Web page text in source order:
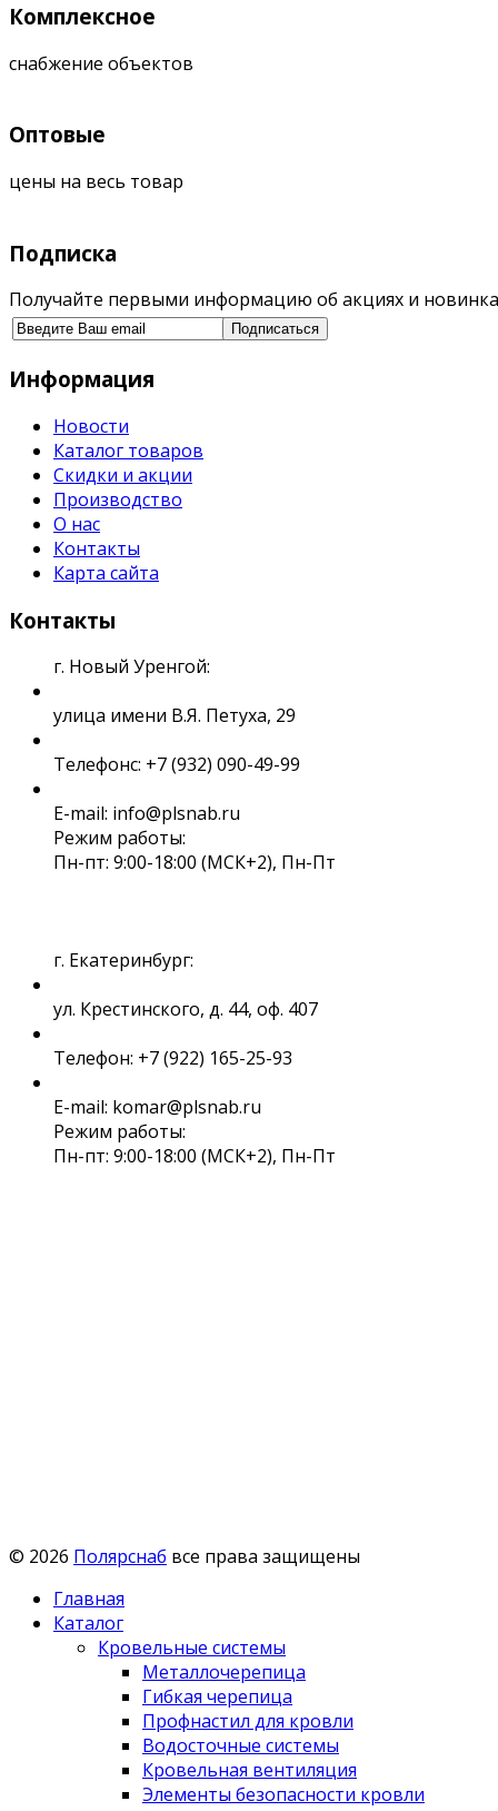
Комплексное
снабжение объектов
Оптовые
цены на весь товар
Подписка
Получайте первыми информацию об акциях и
Информация
Новости
Каталог товаров
Скидки и акции
Производство
О нас
Контакты
Карта сайта
Контакты
г. Новый Уренгой:
улица имени В.Я. Петуха, 29
Телефонс: +7 (932) 090-49-99
E-mail: info@plsnab.ru
Режим работы:
Пн-пт: 9:00-18:00 (МСК+2), Пн-Пт
г. Екатеринбург:
ул. Крестинского, д. 44, оф. 407
Телефон: +7 (922) 165-25-93
E-mail: komar@plsnab.ru
Режим работы:
Пн-пт: 9:00-18:00 (МСК+2), Пн-Пт
© 2026 Полярснаб все права защищены
Главная
Каталог
Кровельные системы
Металлочерепица
Гибкая черепица
Профнастил для кровли
Водосточные системы
Кровельная вентиляция
Элементы безопасности кровли